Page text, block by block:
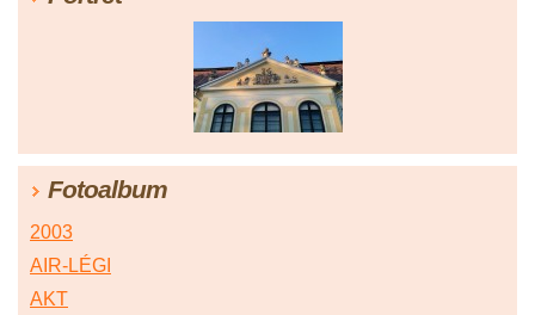
Fotoalbum
2003
AIR-LÉGI
AKT